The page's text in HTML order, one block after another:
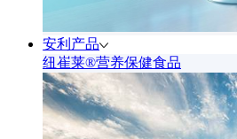
安利产品
纽崔莱®营养保健食品